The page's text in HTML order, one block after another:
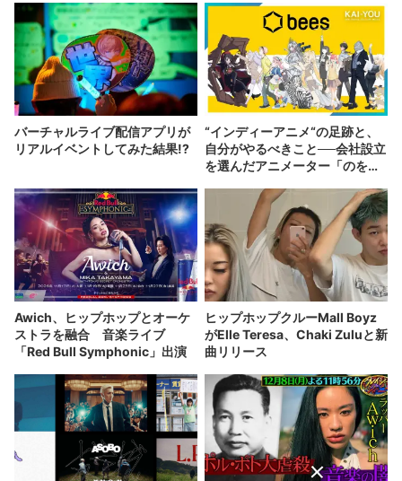
バーチャルライブ配信アプリが
リアルイベントしてみた結果!?
“インディーアニメ“の足跡と、
自分がやるべきこと──会社設立
を選んだアニメーター「のを
Awich、ヒップホップとオーケ
ストラを融合 音楽ライブ
「Red Bull Symphonic」出演
ヒップホップクルーMall Boyz
がElle Teresa、Chaki Zuluと新
曲リリース